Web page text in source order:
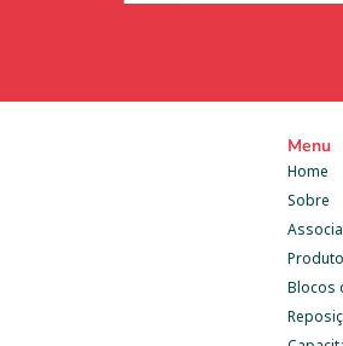
Menu
Home
Sobre
Blocos